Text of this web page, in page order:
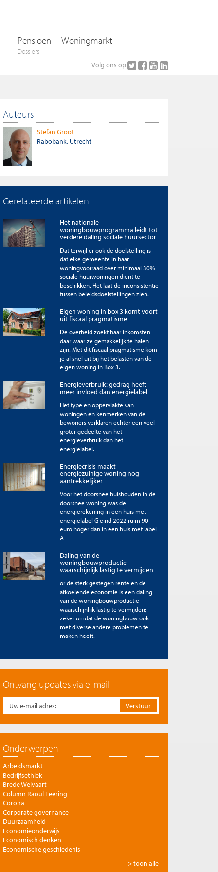
Pensioen Woningmarkt
Dossiers
Volg ons op
Auteurs
Stefan Groot
Rabobank, Utrecht
Gerelateerde artikelen
Het nationale
woningbouwprogramma leidt tot
verdere daling sociale huursector
Dat terwijl er ook de doelstelling is
dat elke gemeente in haar
woningvoorraad over minimaal 30%
sociale huurwoningen dient te
beschikken. Het laat de inconsistentie
tussen beleidsdoelstellingen zien.
Eigen woning in box 3 komt voort
uit fiscaal pragmatisme
De overheid zoekt haar inkomsten
daar waar ze gemakkelijk te halen
zijn. Met dit fiscaal pragmatisme kom
je al snel uit bij het belasten van de
eigen woning in Box 3.
Energieverbruik: gedrag heeft
meer invloed dan energielabel
Het type en oppervlakte van
woningen en kenmerken van de
bewoners verklaren echter een veel
groter gedeelte van het
energieverbruik dan het
energielabel.
Energiecrisis maakt
energiezuinige woning nog
aantrekkelijker
Voor het doorsnee huishouden in de
doorsnee woning was de
energierekening in een huis met
energielabel G eind 2022 ruim 90
euro hoger dan in een huis met label
A
Daling van de
woningbouwproductie
waarschijnlijk lastig te vermijden
or de sterk gestegen rente en de
afkoelende economie is een daling
van de woningbouwproductie
waarschijnlijk lastig te vermijden;
zeker omdat de woningbouw ook
met diverse andere problemen te
maken heeft.
Ontvang updates via e-mail
Onderwerpen
Arbeidsmarkt
Bedrijfsethiek
Brede Welvaart
Column Raoul Leering
Corona
Corporate governance
Duurzaamheid
Economieonderwijs
Economisch denken
Economische geschiedenis
> toon alle